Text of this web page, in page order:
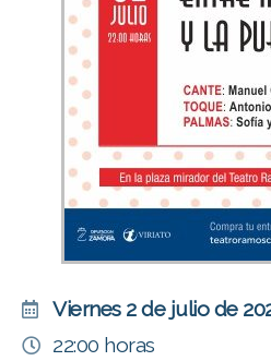
Viernes 2 de julio de
22:00 horas